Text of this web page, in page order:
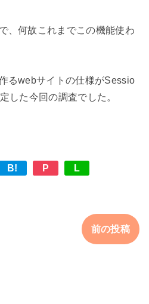
、何故これまでこの機能使わ
るwebサイトの仕様がSessio
B! P L
前の投稿